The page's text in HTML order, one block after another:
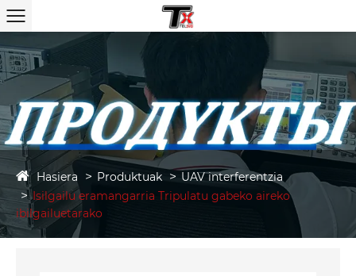
Hasiera Produktuak
UAV interferentzia
Isilgailu eramangarria Tripulatu gabeko aireko
ibilgailuetarako